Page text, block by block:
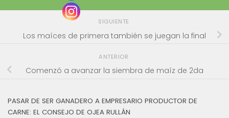
SIGUIENTE
Los maíces de primera también se juegan la final
ANTERIOR
Comenzó a avanzar la siembra de maíz de 2da
PASAR DE SER GANADERO A EMPRESARIO PRODUCTOR DE
CARNE: EL CONSEJO DE OJEA RULLÁN